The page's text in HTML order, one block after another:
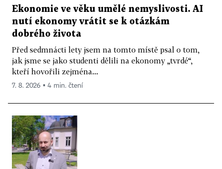
Ekonomie ve věku umělé nemyslivosti. AI
nutí ekonomy vrátit se k otázkám
dobrého života
Před sedmnácti lety jsem na tomto místě psal o tom,
jak jsme se jako studenti dělili na ekonomy „tvrdé“,
kteří hovořili zejména...
7. 8. 2026 ▪ 4 min. čtení